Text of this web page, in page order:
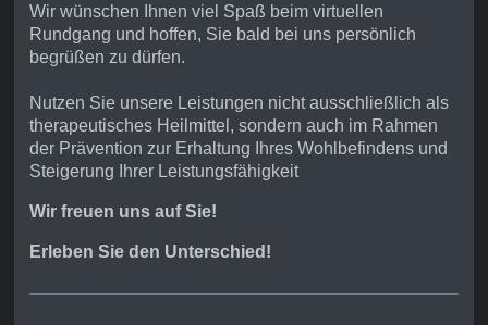
Wir wünschen Ihnen viel Spaß beim virtuellen
Rundgang und hoffen, Sie bald bei uns persönlich
begrüßen zu dürfen.
Nutzen Sie unsere Leistungen nicht ausschließlich als
therapeutisches Heilmittel, sondern auch im Rahmen
der Prävention zur Erhaltung Ihres Wohlbefindens und
Steigerung Ihrer Leistungsfähigkeit
Wir freuen uns auf Sie!
Erleben Sie den Unterschied!